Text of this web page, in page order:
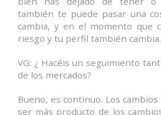
también te puede pasar una
cambia, y en el momento que
riesgo y tu perfil también cambia.
VG: ¿ Hacéis un seguimiento
de los mercados?
Bueno, es continuo. Los
ser más producto de los